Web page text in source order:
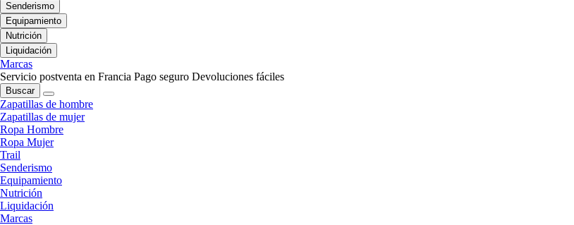
Senderismo
Equipamiento
Nutrición
Liquidación
Marcas
Servicio postventa en Francia Pago seguro Devoluciones fáciles
Buscar
Zapatillas de hombre
Zapatillas de mujer
Ropa Hombre
Ropa Mujer
Trail
Senderismo
Equipamiento
Nutrición
Liquidación
Marcas